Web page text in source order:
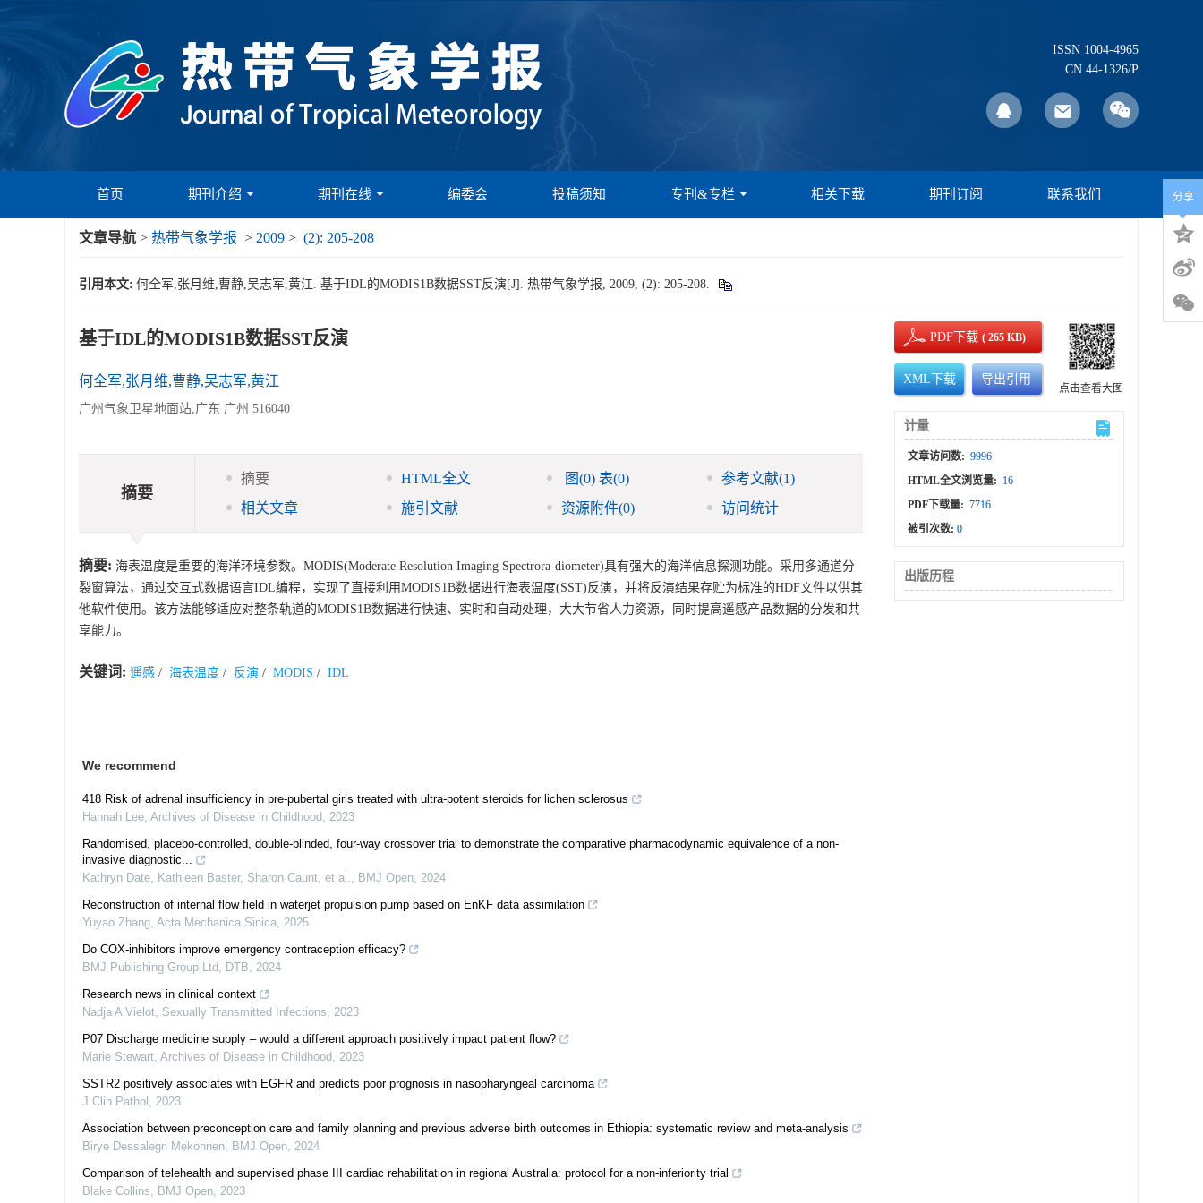
ISSN 1004-4965
CN 44-1326/P
首页 期刊介绍 期刊在线 编委会 投稿须知 专刊&专栏 相关下载 期刊订阅 联系我们
文章导航 > 热带气象学报 > 2009 > (2): 205-208
引用本文: 何全军,张月维,曹静,吴志军,黄江. 基于IDL的MODIS1B数据SST反演[J]. 热带气象学报, 2009, (2): 205-208.
基于IDL的MODIS1B数据SST反演
何全军,张月维,曹静,吴志军,黄江
广州气象卫星地面站,广东 广州 516040
摘要
摘要 HTML全文 图(0) 表(0) 参考文献(1)
相关文章
施引文献 资源附件(0) 访问统计
摘要: 海表温度是重要的海洋环境参数。MODIS(Moderate Resolution Imaging Spectrora-diometer)具有强大的海洋信息探测功能。采用多通道分
裂窗算法，通过交互式数据语言IDL编程，实现了直接利用MODIS1B数据进行海表温度(SST)反演，并将反演结果存贮为标准的HDF文件以供其
他软件使用。该方法能够适应对整条轨道的MODIS1B数据进行快速、实时和自动处理，大大节省人力资源，同时提高遥感产品数据的分发和共
享能力。
关键词: 遥感 / 海表温度 / 反演 / MODIS / IDL
We recommend
418 Risk of adrenal insufficiency in pre-pubertal girls treated with ultra-potent steroids for lichen sclerosus
Hannah Lee, Archives of Disease in Childhood, 2023
Randomised, placebo-controlled, double-blinded, four-way crossover trial to demonstrate the comparative pharmacodynamic equivalence of a non-
invasive diagnostic...
Kathryn Date, Kathleen Baster, Sharon Caunt, et al., BMJ Open, 2024
Reconstruction of internal flow field in waterjet propulsion pump based on EnKF data assimilation
Yuyao Zhang, Acta Mechanica Sinica, 2025
Do COX-inhibitors improve emergency contraception efficacy?
BMJ Publishing Group Ltd, DTB, 2024
Research news in clinical context
Nadja A Vielot, Sexually Transmitted Infections, 2023
P07 Discharge medicine supply – would a different approach positively impact patient flow?
Marie Stewart, Archives of Disease in Childhood, 2023
SSTR2 positively associates with EGFR and predicts poor prognosis in nasopharyngeal carcinoma
J Clin Pathol , 2023
Association between preconception care and family planning and previous adverse birth outcomes in Ethiopia: systematic review and meta-analysis
Birye Dessalegn Mekonnen, BMJ Open, 2024
Comparison of telehealth and supervised phase III cardiac rehabilitation in regional Australia: protocol for a non-inferiority trial
Blake Collins, BMJ Open, 2023
PDF下载( 265 KB)
XML下载 导出引用
点击查看大图
计量
文章访问数: 9996
HTML全文浏览量: 16
PDF下载量: 7716
被引次数:0
出版历程
分享